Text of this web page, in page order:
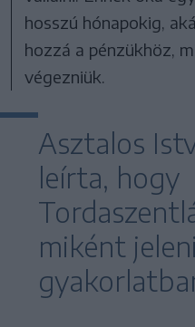
hosszú hónapokig,
hozzá a pénzükhöz,
végezniük.
Asztalos
leírta, hogy
miként